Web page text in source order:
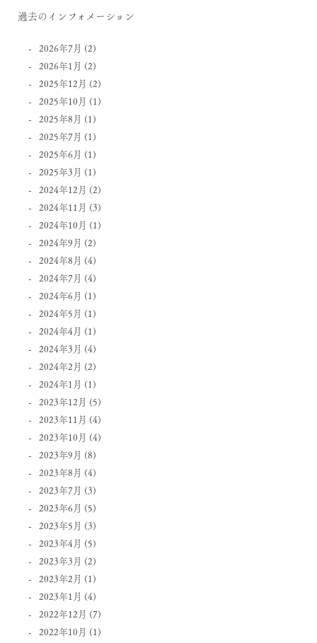
過去のインフォメーション
2026年7月 (2)
2026年1月 (2)
2025年12月 (2)
2025年10月 (1)
2025年8月 (1)
2025年7月 (1)
2025年6月 (1)
2025年3月 (1)
2024年12月 (2)
2024年11月 (3)
2024年10月 (1)
2024年9月 (2)
2024年8月 (4)
2024年7月 (4)
2024年6月 (1)
2024年5月 (1)
2024年4月 (1)
2024年3月 (4)
2024年2月 (2)
2024年1月 (1)
2023年12月 (5)
2023年11月 (4)
2023年10月 (4)
2023年9月 (8)
2023年8月 (4)
2023年7月 (3)
2023年6月 (5)
2023年5月 (3)
2023年4月 (5)
2023年3月 (2)
2023年2月 (1)
2023年1月 (4)
2022年12月 (7)
2022年10月 (1)